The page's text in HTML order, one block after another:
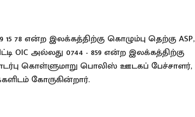
78 என்ற இலக்கத்திற்கு கொழும்பு தெற்கு ASP,
OIC அல்லது 0744 - 859 என்ற இலக்கத்திற்கு
கொள்ளுமாறு பொலிஸ் ஊடகப் பேச்சாளர்,
கோருகின்றார்.